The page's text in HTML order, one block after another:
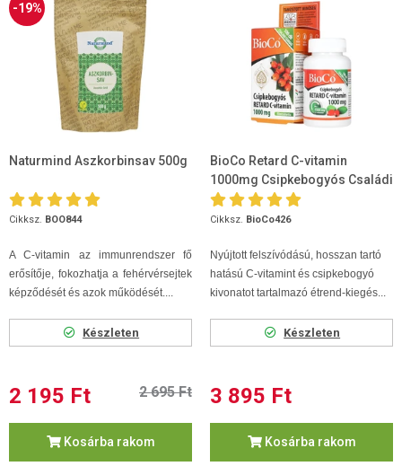
-19%
Naturmind Aszkorbinsav 500g
Cikksz. BOO844
A C-vitamin az immunrendszer fő
erősítője, fokozhatja a fehérvérsejtek
képződését és azok működését....
Készleten
2 195 Ft 2 695 Ft
Kosárba rakom
BioCo Retard C-vitamin
1000mg Csipkebogyós Családi
csomag 100db
Cikksz. BioCo426
Nyújtott felszívódású, hosszan tartó
hatású C-vitamint és csipkebogyó
kivonatot tartalmazó étrend-kiegés...
Készleten
3 895 Ft
Kosárba rakom